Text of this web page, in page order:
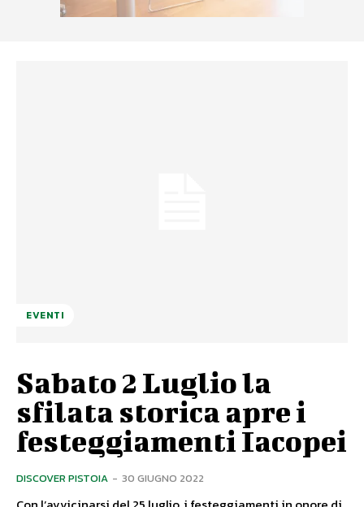
EVENTI
Sabato 2 Luglio la
sfilata storica apre i
festeggiamenti Iacopei
DISCOVER PISTOIA - 30 GIUGNO 2022